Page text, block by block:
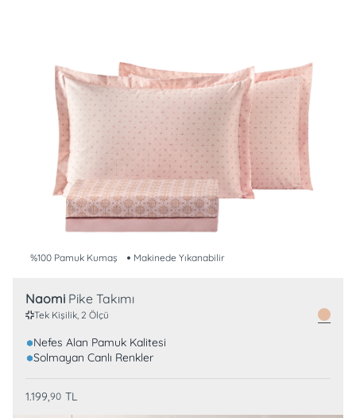
%100 Pamuk Kumaş Makinede Yıkanabilir
Naomi Pike Takımı
Tek Kişilik, 2 Ölçü
Nefes Alan Pamuk Kalitesi
Solmayan Canlı Renkler
1.199,90 TL